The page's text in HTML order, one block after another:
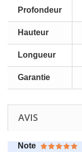
Profondeur
Hauteur
Longueur
Garantie
AVIS
Note